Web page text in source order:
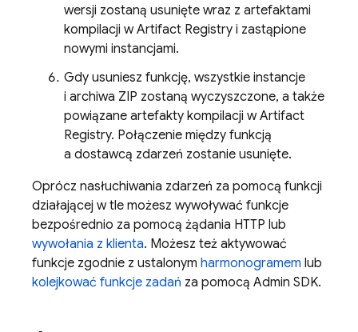
wersji zostaną usunięte wraz z artefaktami
kompilacji wArtifact Registry i zastąpione
nowymi instancjami.
Gdy usuniesz funkcję, wszystkie instancje
i archiwa ZIP zostaną wyczyszczone, a także
powiązane artefakty kompilacji wArtifact
Registry. Połączenie między funkcją
a dostawcą zdarzeń zostanie usunięte.
Oprócz nasłuchiwania zdarzeń za pomocą funkcji
działającej w tle możesz wywoływać funkcje
bezpośrednio za pomocą żądania HTTP lub
wywołania z klienta. Możesz też aktywować
funkcje zgodnie z ustalonym harmonogramem lub
kolejkować funkcje zadań za pomocą Admin SDK.